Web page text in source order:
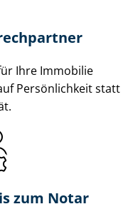
Ihre Immobilie
Persönlichkeit statt
zum Notar